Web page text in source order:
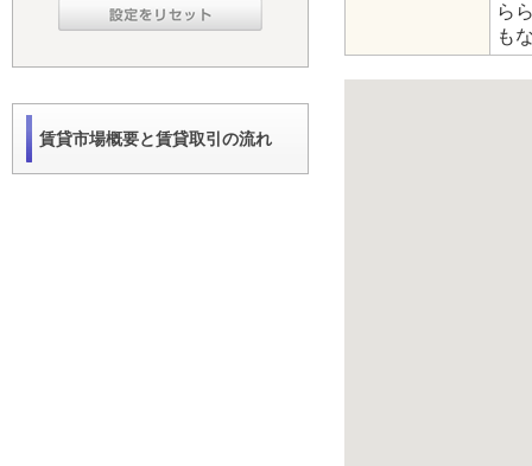
賃貸市場概要と賃貸取引の流れ
ら
も